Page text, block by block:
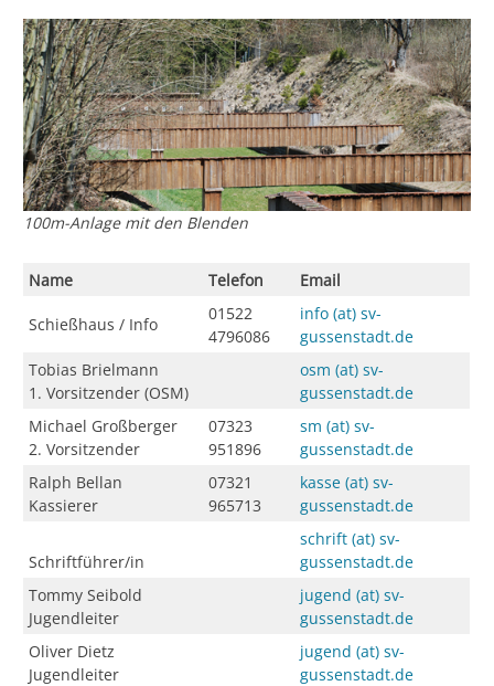
100m-Anlage mit den Blenden
Name Telefon Email
Schießhaus / Info
01522
4796086
info (at) sv-
gussenstadt.de
Tobias Brielmann
1. Vorsitzender (OSM)
osm (at) sv-
gussenstadt.de
Michael Großberger
2. Vorsitzender
07323
951896
sm (at) sv-
gussenstadt.de
Ralph Bellan
Kassierer
07321
965713
kasse (at) sv-
gussenstadt.de
Schriftführer/in
schrift (at) sv-
gussenstadt.de
Tommy Seibold
Jugendleiter
jugend (at) sv-
gussenstadt.de
Oliver Dietz
Jugendleiter
jugend (at) sv-
gussenstadt.de